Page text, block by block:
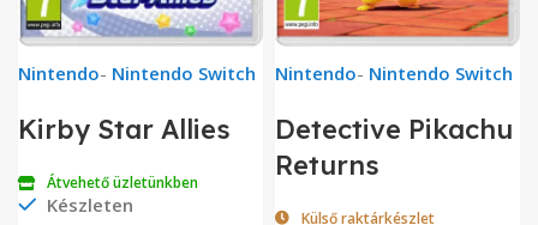
Nintendo- Nintendo Switch
Kirby Star Allies
Átvehető üzletünkben
Készleten
Nintendo- Nintendo Switch
Detective Pikachu
Returns
Külső raktárkészlet